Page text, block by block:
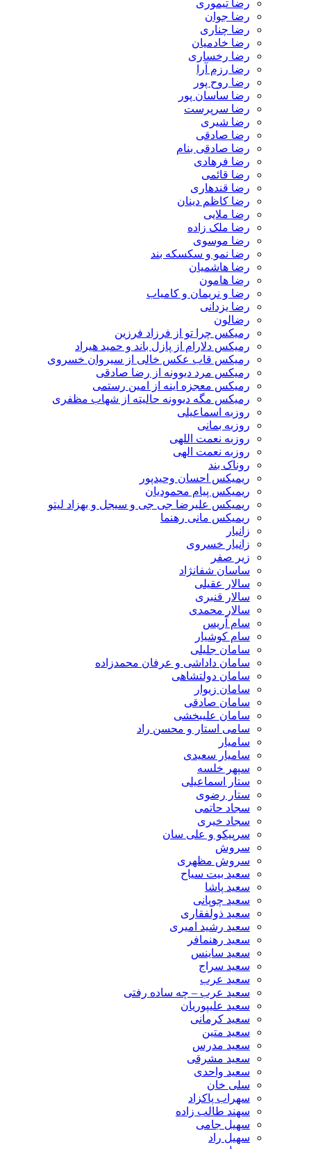
رضا تیموری
رضا جوان
رضا چناری
رضا خادمیان
رضا رخساری
رضا رزم آرا
رضا روح پور
رضا ساسان پور
رضا سرپرست
رضا شیری
رضا صادقی
رضا صادقی بنام
رضا فرهادی
رضا قائمی
رضا قندهاری
رضا کاظم دینان
رضا ملایی
رضا ملک زاده
رضا موسوی
رضا نمو و سکسکه بند
رضا هاشمیان
رضا هامون
رضا و نریمان و کامیاب
رضا یزدانی
رضالون
رمیکس چرا تو از فرزاد فرزین
رمیکس دلارام از پازل باند و حمید هیراد
رمیکس قاب عکس خالی از سیروان خسروی
رمیکس مرد دیوونه از رضا صادقی
رمیکس معجزه اینه از امین رستمی
رمیکس مگه دیوونه حالیته از شهاب مظفری
روزبه اسماعیلی
روزبه بمانی
روزبه نعمت اللهی
روزبه نعمت الهی
روناک بند
ریمیکس احسان وحیدپور
ریمیکس پیام محمودیان
ریمیکس علیرضا جی جی و سیجل و بهزاد لیتو
ریمیکس مانی رهنما
زانیار
زانیار خسروی
زیر صفر
ساسان شفانژاد
سالار عقیلی
سالار قنبری
سالار محمدی
سام آریس
سام کوشیار
سامان جلیلی
سامان داداشی و عرفان محمدزاده
سامان دولتشاهی
سامان زیوار
سامان صادقی
سامان علیبخشی
سامی استار و محسن راد
سامیار
سامیار سعیدی
سپهر خلسه
ستار اسماعیلی
ستار رضوی
سجاد حاتمی
سجاد خیری
سرپیکو و علی سان
سروش
سروش مظهری
سعید بیت سیاح
سعید پاشا
سعید چوپانی
سعید ذولفقاری
سعید رشید امیری
سعید رهنمافر
سعید ساینس
سعید سراج
سعید عرب
سعید عرب – چه ساده رفتی
سعید علیپوریان
سعید کرمانی
سعید متین
سعید مدرس
سعید مشرقی
سعید واحدی
سلی خان
سهراب پاکزاد
سهند طالب زاده
سهیل جامی
سهیل راد